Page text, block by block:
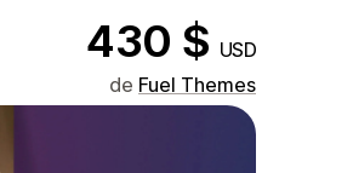
430 $ USD
de Fuel Themes